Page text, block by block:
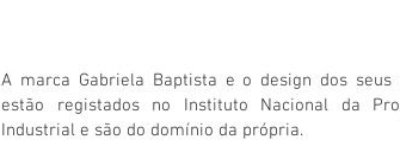
A marca Gabriela Baptista e o design dos seus
estão registados no Instituto Nacional da
Industrial e são do domínio da própria.